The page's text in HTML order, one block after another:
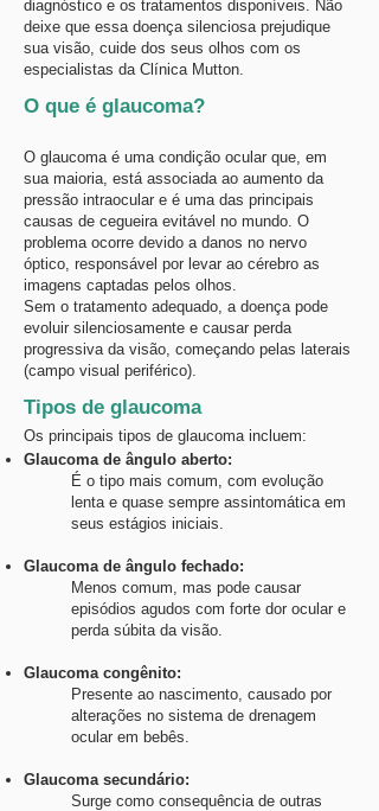
diagnóstico e os tratamentos disponíveis. Não
deixe que essa doença silenciosa prejudique
sua visão, cuide dos seus olhos com os
especialistas da Clínica Mutton.
O que é glaucoma?
O glaucoma é uma condição ocular que, em
sua maioria, está associada ao aumento da
pressão intraocular e é uma das principais
causas de cegueira evitável no mundo. O
problema ocorre devido a danos no nervo
óptico, responsável por levar ao cérebro as
imagens captadas pelos olhos.
Sem o tratamento adequado, a doença pode
evoluir silenciosamente e causar perda
progressiva da visão, começando pelas laterais
(campo visual periférico).
Tipos de glaucoma
Os principais tipos de glaucoma incluem:
Glaucoma de ângulo aberto:
É o tipo mais comum, com evolução
lenta e quase sempre assintomática em
seus estágios iniciais.
Glaucoma de ângulo fechado:
Menos comum, mas pode causar
episódios agudos com forte dor ocular e
perda súbita da visão.
Glaucoma congênito:
Presente ao nascimento, causado por
alterações no sistema de drenagem
ocular em bebês.
Glaucoma secundário:
Surge como consequência de outras